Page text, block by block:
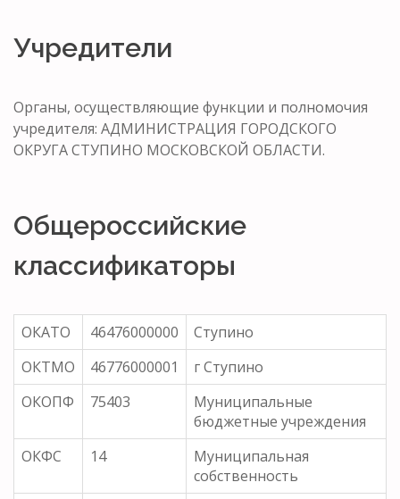
Учредители
Органы, осуществляющие функции и полномочия
учредителя: АДМИНИСТРАЦИЯ ГОРОДСКОГО
ОКРУГА СТУПИНО МОСКОВСКОЙ ОБЛАСТИ.
Общероссийские
классификаторы
ОКАТО 46476000000
Ступино
ОКТМО
46776000001
г Ступино
ОКОПФ
75403
Муниципальные
бюджетные учреждения
ОКФС
14
Муниципальная
собственность